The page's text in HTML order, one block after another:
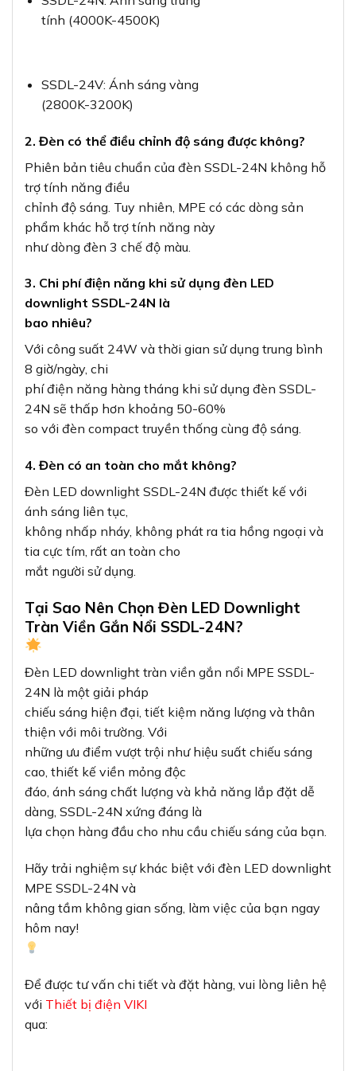
tính (4000K-4500K)
SSDL-24V: Ánh sáng vàng
(2800K-3200K)
2. Đèn có thể điều chỉnh độ sáng được không?
Phiên bản tiêu chuẩn của đèn SSDL-24N không hỗ
trợ tính năng điều
chỉnh độ sáng. Tuy nhiên, MPE có các dòng sản
phẩm khác hỗ trợ tính năng này
như dòng đèn 3 chế độ màu.
3. Chi phí điện năng khi sử dụng đèn LED
downlight SSDL-24N là
bao nhiêu?
Với công suất 24W và thời gian sử dụng trung bình
8 giờ/ngày, chi
phí điện năng hàng tháng khi sử dụng đèn SSDL-
24N sẽ thấp hơn khoảng 50-60%
so với đèn compact truyền thống cùng độ sáng.
4. Đèn có an toàn cho mắt không?
Đèn LED downlight SSDL-24N được thiết kế với
ánh sáng liên tục,
không nhấp nháy, không phát ra tia hồng ngoại và
tia cực tím, rất an toàn cho
mắt người sử dụng.
Tại Sao Nên Chọn Đèn LED Downlight
Tràn Viền Gắn Nổi SSDL-24N?
Đèn LED downlight tràn viền gắn nổi MPE SSDL-
24N là một giải pháp
chiếu sáng hiện đại, tiết kiệm năng lượng và thân
thiện với môi trường. Với
những ưu điểm vượt trội như hiệu suất chiếu sáng
cao, thiết kế viền mỏng độc
đáo, ánh sáng chất lượng và khả năng lắp đặt dễ
dàng, SSDL-24N xứng đáng là
lựa chọn hàng đầu cho nhu cầu chiếu sáng của bạn.
Hãy trải nghiệm sự khác biệt với đèn LED downlight
MPE SSDL-24N và
nâng tầm không gian sống, làm việc của bạn ngay
hôm nay!
Để được tư vấn chi tiết và đặt hàng, vui lòng liên hệ
với Thiết bị điện VIKI
qua: